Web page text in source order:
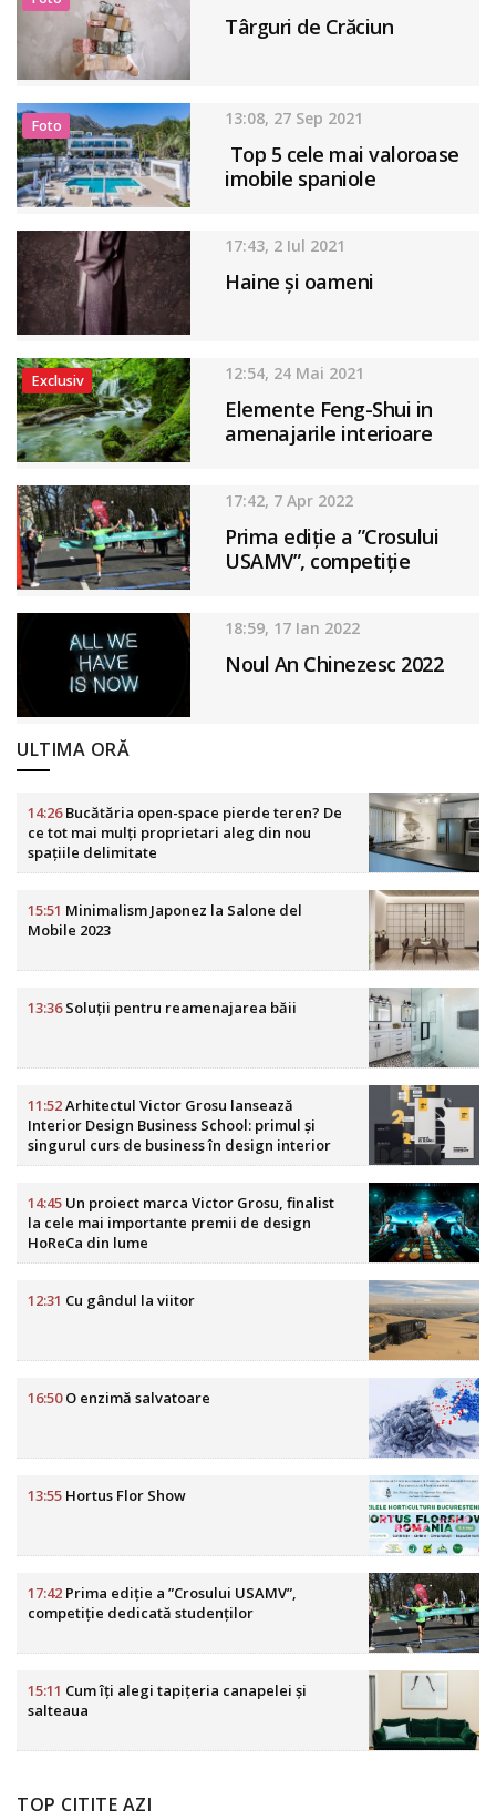
Târguri de Crăciun
Foto 13:08, 27 Sep 2021
Top 5 cele mai valoroase
imobile spaniole
17:43, 2 Iul 2021
Haine și oameni
Exclusiv 12:54, 24 Mai 2021
Elemente Feng-Shui in
amenajarile interioare
17:42, 7 Apr 2022
Prima ediție a ”Crosului
USAMV”, competiție
18:59, 17 Ian 2022
Noul An Chinezesc 2022
ULTIMA ORĂ
14:26Bucătăria open-space pierde teren? De
ce tot mai mulți proprietari aleg din nou
spațiile delimitate
15:51 Minimalism Japonez la Salone del
Mobile 2023
13:36Soluții pentru reamenajarea băii
11:52Arhitectul Victor Grosu lansează
Interior Design Business School: primul și
singurul curs de business în design interior
din România
14:45 Un proiect marca Victor Grosu, finalist
la cele mai importante premii de design
HoReCa din lume
12:31 Cu gândul la viitor
16:50O enzimă salvatoare
13:55 Hortus Flor Show
17:42 Prima ediție a ”Crosului USAMV”,
competiție dedicată studenților
15:11 Cum îți alegi tapițeria canapelei și
salteaua
TOP CITITE AZI